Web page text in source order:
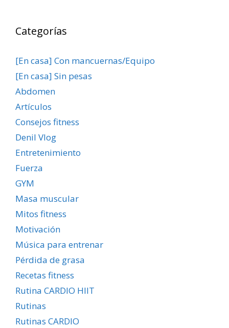
Categorías
[En casa] Con mancuernas/Equipo
[En casa] Sin pesas
Abdomen
Artículos
Consejos fitness
Denil Vlog
Entretenimiento
Fuerza
GYM
Masa muscular
Mitos fitness
Motivación
Música para entrenar
Pérdida de grasa
Recetas fitness
Rutina CARDIO HIIT
Rutinas
Rutinas CARDIO